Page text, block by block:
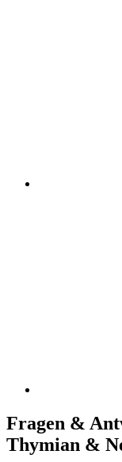
Fragen &
Thymian &